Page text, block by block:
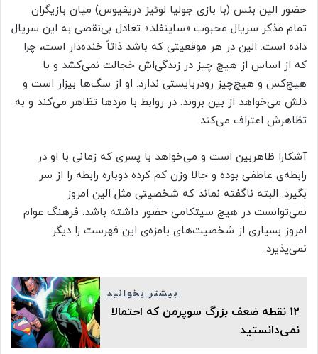
حضور الین بنس (با بازی جولیا لوئیز دریفیوس) میان بازیگران
تمام مذکر سریال محبوب «ساینفلد» تعادل بی‌نقصی به این سریال
داده است. الین در هر موقعیتی که باشد ذاتاً خنده‌دار است، چرا
که از اساس از هیچ چیز در زندگی‌اش خجالت نمی‌کشد و با
هیچ‌کس و هیچ‌چیز رودربایستی ندارد. او از سگ‌ها بیزار است و
دلش می‌خواهد از بین بروند. در روابط با مردها تظاهر می‌کند و به
تظاهرش اعتراف می‌کند.
آشکارا ظاهربین است و می‌خواهد با پسری که زمانی با او در
رابطه‌ی عاطفی بوده و حالا وزن کم کرده دوباره رابطه را از سر
بگیرد. البته ناگفته نماند که شخصیتی مثل الین امروز
نمی‌توانست در هیچ سیتکامی حضور داشته باشد. فرهنگ عوام
امروز بسیاری از شخصیت‌های بامزه‌ی این فهرست را دیگر
نمی‌پذیرد.
بیشتر بخوانید
۱۲ نقطه‌ ضعف بزرگ سوپرمن که احتمالا
نمی‌دانستید